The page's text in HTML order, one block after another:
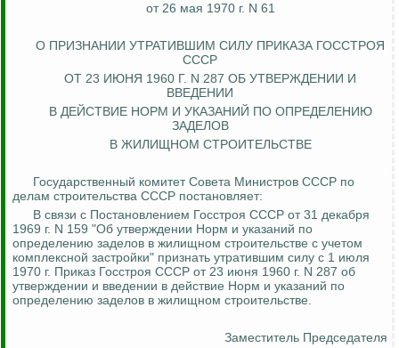
от 26 мая 1970 г. N 61
О ПРИЗНАНИИ УТРАТИВШИМ СИЛУ ПРИКАЗА ГОССТРОЯ
СССР
ОТ 23 ИЮНЯ 1960 Г. N 287 ОБ УТВЕРЖДЕНИИ И
ВВЕДЕНИИ
В ДЕЙСТВИЕ НОРМ И УКАЗАНИЙ ПО ОПРЕДЕЛЕНИЮ
ЗАДЕЛОВ
В ЖИЛИЩНОМ СТРОИТЕЛЬСТВЕ
Государственный комитет Совета Министров СССР по
делам строительства СССР постановляет:
В связи с Постановлением Госстроя СССР от 31 декабря
1969 г. N 159 "Об утверждении Норм и указаний по
определению заделов в жилищном строительстве с учетом
комплексной застройки" признать утратившим силу с 1 июля
1970 г. Приказ Госстроя СССР от 23 июня 1960 г. N 287 об
утверждении и введении в действие Норм и указаний по
определению заделов в жилищном строительстве.
Заместитель Председателя